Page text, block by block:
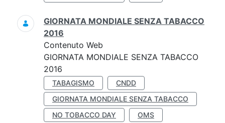
GIORNATA MONDIALE SENZA TABACCO
2016
Contenuto Web
GIORNATA MONDIALE SENZA TABACCO
2016
TABAGISMO
CNDD
GIORNATA MONDIALE SENZA TABACCO
NO TOBACCO DAY
OMS